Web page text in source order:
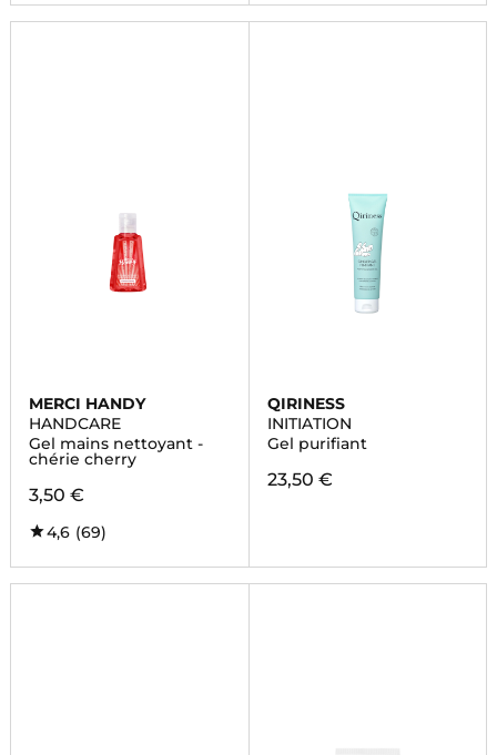
MERCI HANDY
HANDCARE
Gel mains nettoyant -
chérie cherry
3,50 €
4,6 (69)
QIRINESS
INITIATION
Gel purifiant
23,50 €